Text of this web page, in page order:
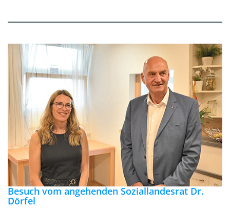
Besuch vom angehenden Soziallandesrat Dr.
Dörfel